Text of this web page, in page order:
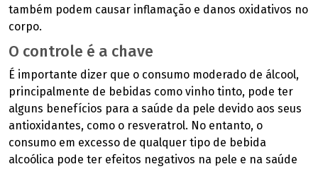
também podem causar inflamação e danos oxidativos no
corpo.
O controle é a chave
É importante dizer que o consumo moderado de álcool,
principalmente de bebidas como vinho tinto, pode ter
alguns benefícios para a saúde da pele devido aos seus
antioxidantes, como o resveratrol. No entanto, o
consumo em excesso de qualquer tipo de bebida
alcoólica pode ter efeitos negativos na pele e na saúde